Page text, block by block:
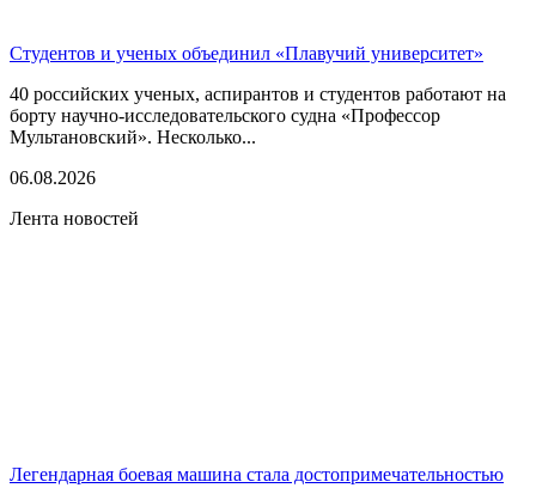
Студентов и ученых объединил «Плавучий университет»
40 российских ученых, аспирантов и студентов работают на
борту научно-исследовательского судна «Профессор
Мультановский». Несколько...
06.08.2026
Лента новостей
Легендарная боевая машина стала достопримечательностью